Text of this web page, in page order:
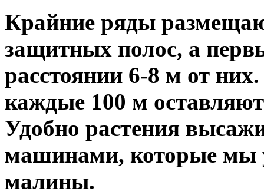
Крайние ряды
защитных полос, а
расстоянии 6-8 м от
каждые 100 м
Удобно растения
машинами, которые мы
малины.